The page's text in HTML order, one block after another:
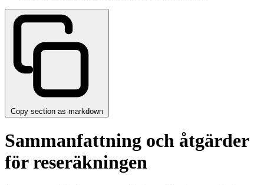
Copy section as markdown
Sammanfattning och åtgärder
för reseräkningen